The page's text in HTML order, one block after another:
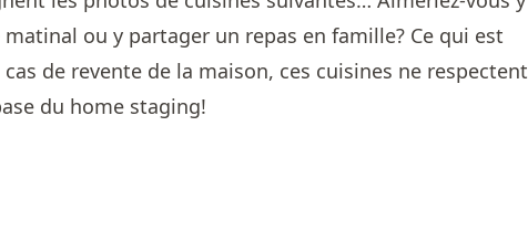
ou y partager un repas en famille? Ce qui est
cas de revente de la maison, ces cuisines ne respectent
du home staging!